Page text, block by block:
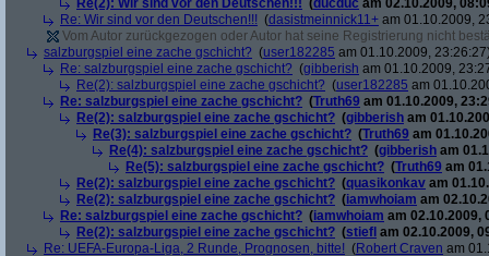
Re(2): Wir sind vor den Deutschen!!! (ducduc am 02.10.2009,
Re: Wir sind vor den Deutschen!!! (dasistmeinnick11+ am 01.10.2009,
Vom Autor zurückgezogen oder Autor hat seine Registrierung nicht
salzburgspiel eine zache gschicht? (user182285 am 01.10.2009,
Re: salzburgspiel eine zache gschicht? (gibberish am 01.10.2009,
Re(2): salzburgspiel eine zache gschicht? (user182285 am
Re: salzburgspiel eine zache gschicht? (Truth69 am 01.10.2009,
Re(2): salzburgspiel eine zache gschicht? (gibberish am
Re(3): salzburgspiel eine zache gschicht? (Truth69 am
Re(4): salzburgspiel eine zache gschicht? (gibberish am
Re(5): salzburgspiel eine zache gschicht? (Truth69 am
Re(2): salzburgspiel eine zache gschicht? (quasikonkav am
Re(2): salzburgspiel eine zache gschicht? (iamwhoiam am
Re: salzburgspiel eine zache gschicht? (iamwhoiam am 02.10.2009,
Re(2): salzburgspiel eine zache gschicht? (stiefl am 02.10.2009,
Re: UEFA-Europa-Liga, 2 Runde, Prognosen, bitte! (Robert Craven am